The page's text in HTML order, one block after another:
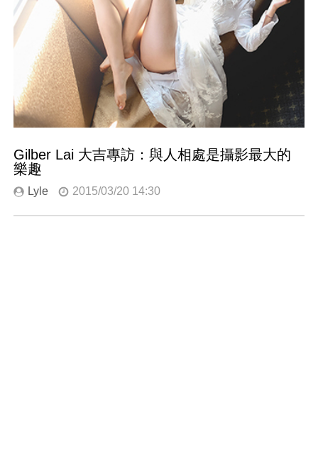
Gilber Lai 大吉專訪：與人相處是攝影最大的
樂趣
Lyle 2015/03/20 14:30